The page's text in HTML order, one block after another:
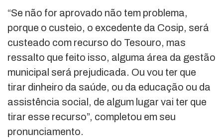
“Se não for aprovado não tem problema,
porque o custeio, o excedente da Cosip, será
custeado com recurso do Tesouro, mas
ressalto que feito isso, alguma área da gestão
municipal será prejudicada. Ou vou ter que
tirar dinheiro da saúde, ou da educação ou da
assistência social, de algum lugar vai ter que
tirar esse recurso”, completou em seu
pronunciamento.